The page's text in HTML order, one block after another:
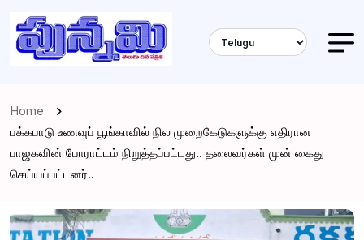
Home
பக்கபாடு உணவுப் பூங்காவில் நில முறைகேடுகளுக்கு எதிரான
பாஜகவின் போராட்டம் நிறுத்தப்பட்டது.. தலைவர்கள் முன் கைது
செய்யப்பட்டனர்..